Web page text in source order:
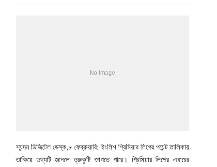
স্যন্দন ডিজিটেল ডেস্ক,৮ ফেব্রুয়ারি: ইংলিশ প্রিমিয়ার লিগের পয়েন্ট তালিকায়
তাকিয়ে তথ্যটি জানলে ভ্রুকুটি জাগতে পারে। প্রিমিয়ার লিগের এবারের